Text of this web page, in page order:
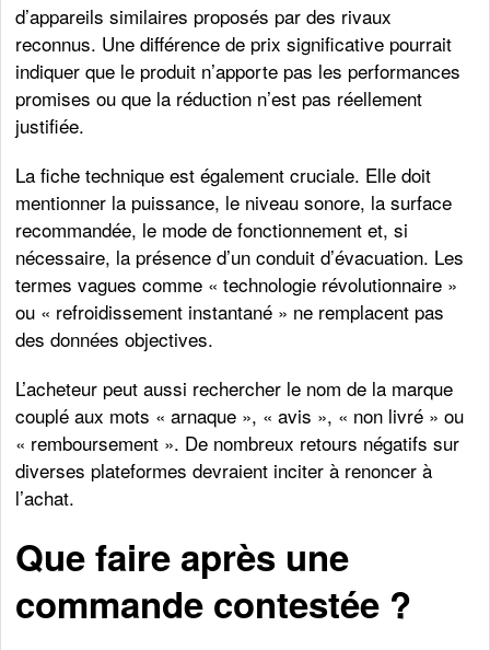
d’appareils similaires proposés par des rivaux
reconnus. Une différence de prix significative pourrait
indiquer que le produit n’apporte pas les performances
promises ou que la réduction n’est pas réellement
justifiée.
La fiche technique est également cruciale. Elle doit
mentionner la puissance, le niveau sonore, la surface
recommandée, le mode de fonctionnement et, si
nécessaire, la présence d’un conduit d’évacuation. Les
termes vagues comme « technologie révolutionnaire »
ou « refroidissement instantané » ne remplacent pas
des données objectives.
L’acheteur peut aussi rechercher le nom de la marque
couplé aux mots « arnaque », « avis », « non livré » ou
« remboursement ». De nombreux retours négatifs sur
diverses plateformes devraient inciter à renoncer à
l’achat.
Que faire après une
commande contestée ?